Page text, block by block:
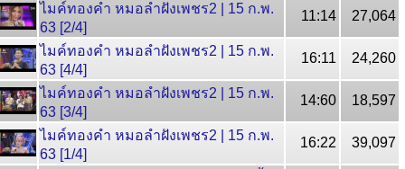
ไมค์ทองคำ หมอลำฝังเพชร2 | 15 ก.พ.
63 [2/4]
11:14 27,064
ไมค์ทองคำ หมอลำฝังเพชร2 | 15 ก.พ.
63 [4/4]
16:11 24,260
ไมค์ทองคำ หมอลำฝังเพชร2 | 15 ก.พ.
63 [3/4]
14:60 18,597
ไมค์ทองคำ หมอลำฝังเพชร2 | 15 ก.พ.
63 [1/4]
16:22 39,097